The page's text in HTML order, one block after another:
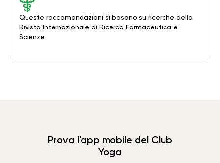
Queste raccomandazioni si basano su ricerche della
Rivista Internazionale di Ricerca Farmaceutica e
Scienze.
Prova l'app mobile del Club
Yoga